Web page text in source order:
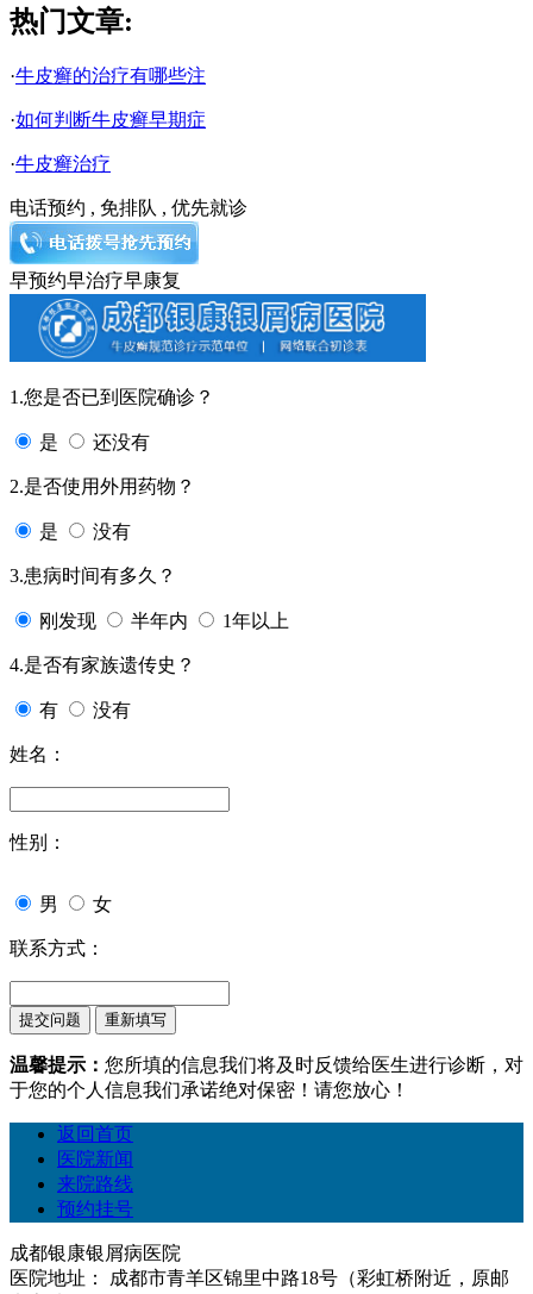
热门文章:
·牛皮癣的治疗有哪些注
·如何判断牛皮癣早期症
·牛皮癣治疗
电话预约 , 免排队 , 优先就诊
早预约早治疗早康复
1.您是否已到医院确诊？
是 还没有
2.是否使用外用药物？
是 没有
3.患病时间有多久？
刚发现 半年内 1年以上
4.是否有家族遗传史？
有 没有
姓名：
性别：
男 女
联系方式：
温馨提示： 您所填的信息我们将及时反馈给医生进行诊断，对
于您的个人信息我们承诺绝对保密！请您放心！
返回首页
医院新闻
来院路线
预约挂号
成都银康银屑病医院
医院地址： 成都市青羊区锦里中路18号（彩虹桥附近，原邮